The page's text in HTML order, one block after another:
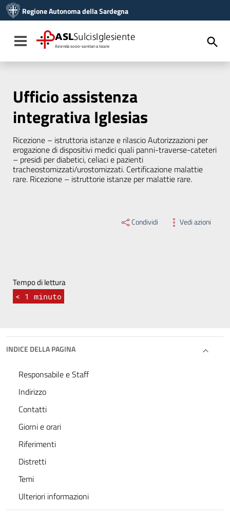
Vai al menu di navigazione
Vai al footer
Regione Autonoma della Sardegna
Toggle navigation
ASLSulcisIglesiente
Azienda socio-sanitaria locale
Ufficio assistenza
integrativa Iglesias
Ricezione – istruttoria istanze e rilascio Autorizzazioni per
erogazione di dispositivi medici quali panni-traverse-cateteri
– presidi per diabetici, celiaci e pazienti
tracheostomizzati/urostomizzati. Certificazione malattie
rare. Ricezione – istruttorie istanze per malattie rare.
Condividi Vedi azioni
Tempo di lettura
< 1 minuto
INDICE DELLA PAGINA
Responsabile e Staff
Indirizzo
Contatti
Giorni e orari
Riferimenti
Distretti
Temi
Ulteriori informazioni